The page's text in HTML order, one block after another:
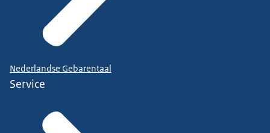
Nederlandse Gebarentaal
Service